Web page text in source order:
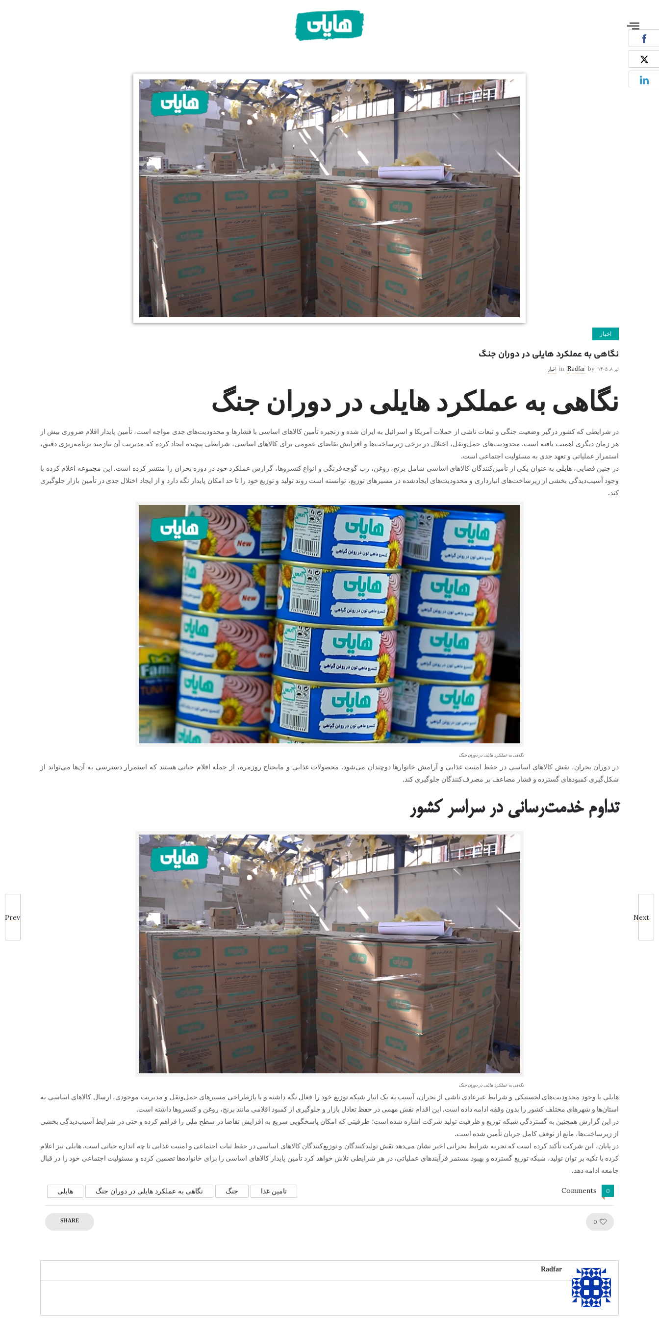
Prev Next
اخبار
نگاهی به عملکرد هایلی در دوران جنگ
تیر ۸, ۱۴۰۵ by
Radfar
in اخبار
نگاهی به عملکرد هایلی در دوران جنگ
در شرایطی که کشور درگیر وضعیت جنگی و تبعات ناشی از حملات آمریکا و اسرائیل به ایران شده و زنجیره تأمین کالاهای اساسی با فشارها و محدودیت‌های جدی مواجه است، تأمین پایدار اقلام ضروری بیش از
هر زمان دیگری اهمیت یافته است. محدودیت‌های حمل‌ونقل، اختلال در برخی زیرساخت‌ها و افزایش تقاضای عمومی برای کالاهای اساسی، شرایطی پیچیده ایجاد کرده که مدیریت آن نیازمند برنامه‌ریزی دقیق،
استمرار عملیاتی و تعهد جدی به مسئولیت اجتماعی است.
در چنین فضایی، هایلی به عنوان یکی از تأمین‌کنندگان کالاهای اساسی شامل برنج، روغن، رب گوجه‌فرنگی و انواع کنسروها، گزارش عملکرد خود در دوره بحران را منتشر کرده است. این مجموعه اعلام کرده با
وجود آسیب‌دیدگی بخشی از زیرساخت‌های انبارداری و محدودیت‌های ایجادشده در مسیرهای توزیع، توانسته است روند تولید و توزیع خود را تا حد امکان پایدار نگه دارد و از ایجاد اختلال جدی در تأمین بازار جلوگیری
کند.
نگاهی به عملکرد هایلی در دوران جنگ
در دوران بحران، نقش کالاهای اساسی در حفظ امنیت غذایی و آرامش خانوارها دوچندان می‌شود. محصولات غذایی و مایحتاج روزمره، از جمله اقلام حیاتی هستند که استمرار دسترسی به آن‌ها می‌تواند از
شکل‌گیری کمبودهای گسترده و فشار مضاعف بر مصرف‌کنندگان جلوگیری کند.
تداوم خدمت‌رسانی در سراسر کشور
نگاهی به عملکرد هایلی در دوران جنگ
هایلی با وجود محدودیت‌های لجستیکی و شرایط غیرعادی ناشی از بحران، آسیب به یک انبار شبکه توزیع خود را فعال نگه داشته و با بازطراحی مسیرهای حمل‌ونقل و مدیریت موجودی، ارسال کالاهای اساسی به
استان‌ها و شهرهای مختلف کشور را بدون وقفه ادامه داده است. این اقدام نقش مهمی در حفظ تعادل بازار و جلوگیری از کمبود اقلامی مانند برنج، روغن و کنسروها داشته است.
در این گزارش همچنین به گستردگی شبکه توزیع و ظرفیت تولید شرکت اشاره شده است؛ ظرفیتی که امکان پاسخگویی سریع به افزایش تقاضا در سطح ملی را فراهم کرده و حتی در شرایط آسیب‌دیدگی بخشی
از زیرساخت‌ها، مانع از توقف کامل جریان تأمین شده است.
در پایان، این شرکت تأکید کرده است که تجربه شرایط بحرانی اخیر نشان می‌دهد نقش تولیدکنندگان و توزیع‌کنندگان کالاهای اساسی در حفظ ثبات اجتماعی و امنیت غذایی تا چه اندازه حیاتی است. هایلی نیز اعلام
کرده با تکیه بر توان تولید، شبکه توزیع گسترده و بهبود مستمر فرآیندهای عملیاتی، در هر شرایطی تلاش خواهد کرد تأمین پایدار کالاهای اساسی را برای خانواده‌ها تضمین کرده و مسئولیت اجتماعی خود را در قبال
جامعه ادامه دهد.
0
Comments تامین غذا جنگ نگاهی به عملکرد هایلی در دوران جنگ هایلی
0
SHARE
Radfar